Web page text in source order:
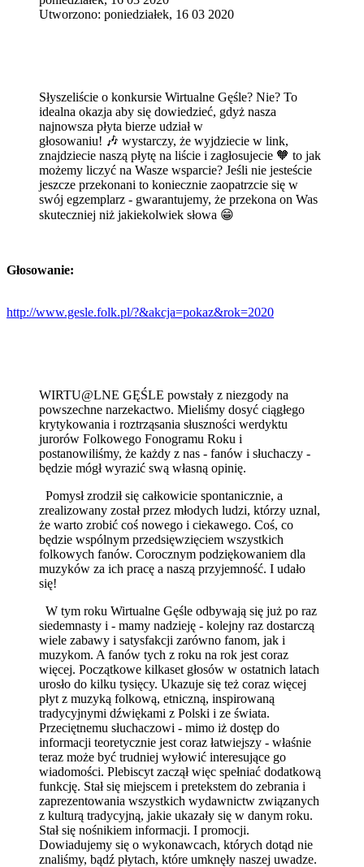
Utworzono: poniedziałek, 16 03 2020
Słyszeliście o konkursie Wirtualne Gęśle? Nie? To
idealna okazja aby się dowiedzieć, gdyż nasza
najnowsza płyta bierze udział w
głosowaniu! 🎶 wystarczy, że wyjdziecie w link,
znajdziecie naszą płytę na liście i zagłosujecie 🧡 to jak
możemy liczyć na Wasze wsparcie? Jeśli nie jesteście
jeszcze przekonani to koniecznie zaopatrzcie się w
swój egzemplarz - gwarantujemy, że przekona on Was
skuteczniej niż jakiekolwiek słowa 😁
Głosowanie:
http://www.gesle.folk.pl/?&akcja=pokaz&rok=2020
WIRTU@LNE GĘŚLE powstały z niezgody na
powszechne narzekactwo. Mieliśmy dosyć ciągłego
krytykowania i roztrząsania słuszności werdyktu
jurorów Folkowego Fonogramu Roku i
postanowiliśmy, że każdy z nas - fanów i słuchaczy -
będzie mógł wyrazić swą własną opinię.
Pomysł zrodził się całkowicie spontanicznie, a
zrealizowany został przez młodych ludzi, którzy uznal,
że warto zrobić coś nowego i ciekawego. Coś, co
będzie wspólnym przedsięwzięciem wszystkich
folkowych fanów. Corocznym podziękowaniem dla
muzyków za ich pracę a naszą przyjemność. I udało
się!
W tym roku Wirtualne Gęśle odbywają się już po raz
siedemnasty i - mamy nadzieję - kolejny raz dostarczą
wiele zabawy i satysfakcji zarówno fanom, jak i
muzykom. A fanów tych z roku na rok jest coraz
więcej. Początkowe kilkaset głosów w ostatnich latach
urosło do kilku tysięcy. Ukazuje się też coraz więcej
płyt z muzyką folkową, etniczną, inspirowaną
tradycyjnymi dźwiękami z Polski i ze świata.
Przeciętnemu słuchaczowi - mimo iż dostęp do
informacji teoretycznie jest coraz łatwiejszy - właśnie
teraz może być trudniej wyłowić interesujące go
wiadomości. Plebiscyt zaczął więc spełniać dodatkową
funkcję. Stał się miejscem i pretekstem do zebrania i
zaprezentowania wszystkich wydawnictw związanych
z kulturą tradycyjną, jakie ukazały się w danym roku.
Stał się nośnikiem informacji. I promocji.
Dowiadujemy się o wykonawcach, których dotąd nie
znaliśmy, bądź płytach, które umknęły naszej uwadze.